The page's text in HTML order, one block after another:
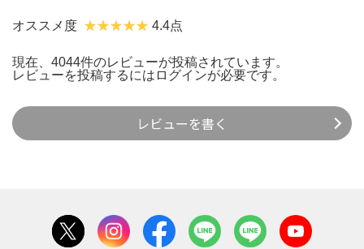
オススメ度 4.4点
現在、4044件のレビューが投稿されています。
レビューを投稿するには ログインが必要です。
レビューを書く